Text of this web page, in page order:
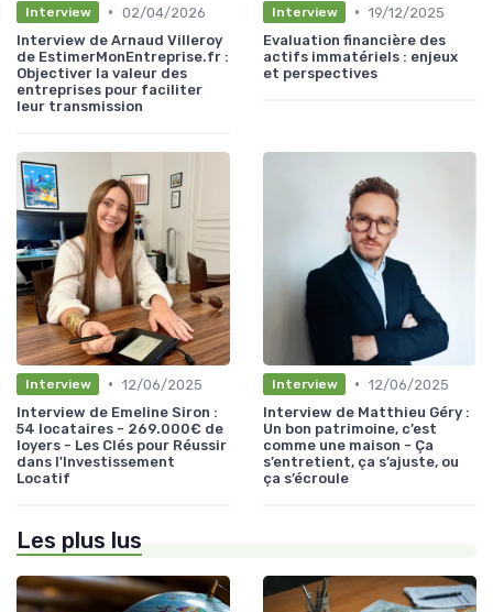
Interview • 02/04/2026
Interview de Arnaud Villeroy
de EstimerMonEntreprise.fr :
Objectiver la valeur des
entreprises pour faciliter
leur transmission
Interview • 19/12/2025
Evaluation financière des
actifs immatériels : enjeux
et perspectives
Interview • 12/06/2025
Interview de Emeline Siron :
54 locataires - 269.000€ de
loyers - Les Clés pour Réussir
dans l'Investissement
Locatif
Interview • 12/06/2025
Interview de Matthieu Géry :
Un bon patrimoine, c’est
comme une maison - Ça
s’entretient, ça s’ajuste, ou
ça s’écroule
Les plus lus